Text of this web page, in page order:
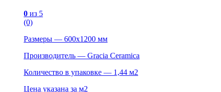
0 из 5
(0)
Размеры — 600х1200 мм
Производитель — Gracia Ceramica
Количество в упаковке — 1,44 м2
Цена указана за м2